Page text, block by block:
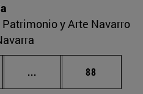
y Arte Navarro
... Páginas intermedias
Página
88